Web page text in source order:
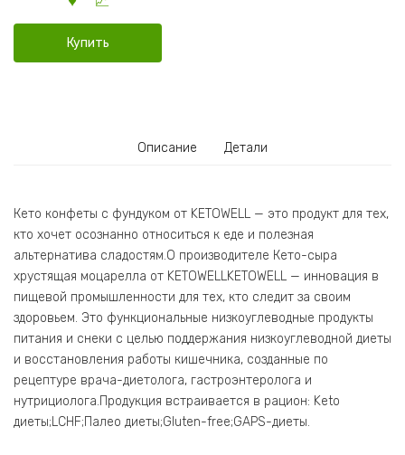
Купить
Описание Детали
Кето конфеты с фундуком от KETOWELL — это продукт для тех,
кто хочет осознанно относиться к еде и полезная
альтернатива сладостям.О производителе Кето-сыра
хрустящая моцарелла от KETOWELLKETOWELL — инновация в
пищевой промышленности для тех, кто следит за своим
здоровьем. Это функциональные низкоуглеводные продукты
питания и снеки с целью поддержания низкоуглеводной диеты
и восстановления работы кишечника, созданные по
рецептуре врача-диетолога, гастроэнтеролога и
нутрициолога.Продукция встраивается в рацион: Keto
диеты;LCHF;Палео диеты;Gluten-free;GAPS-диеты.